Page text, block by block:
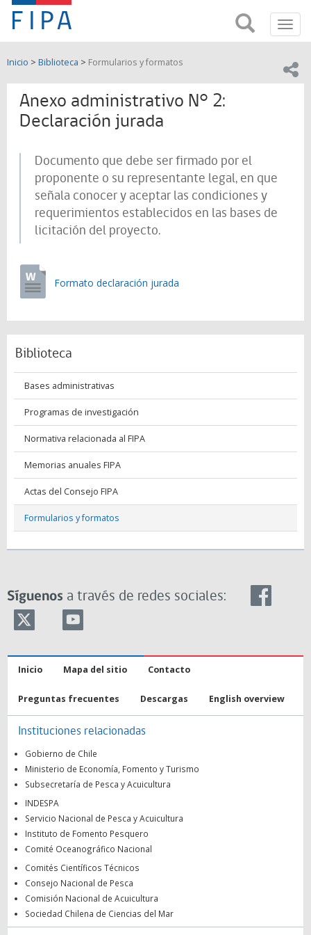
Fondo
de
Investigación
Pesquera
y
Acuicultura
(FIPA)-
SUBPESCA
FIPA;
Fondo
Investigación
pesquera
de
Acuicultira
Inicio > Biblioteca > Formularios y formatos
Anexo administrativo N° 2:
Declaración jurada
Documento que debe ser firmado por el
proponente o su representante legal, en que
señala conocer y aceptar las condiciones y
requerimientos establecidos en las bases de
licitación del proyecto.
Formato declaración jurada
Biblioteca
Bases administrativas
Programas de investigación
Normativa relacionada al FIPA
Memorias anuales FIPA
Actas del Consejo FIPA
Formularios y formatos
Síguenos a través de redes sociales:
Inicio Mapa del sitio Contacto
Preguntas frecuentes Descargas English overview
Instituciones relacionadas
Gobierno de Chile
Ministerio de Economía, Fomento y Turismo
Subsecretaría de Pesca y Acuicultura
INDESPA
Servicio Nacional de Pesca y Acuicultura
Instituto de Fomento Pesquero
Comité Oceanográfico Nacional
Comités Científicos Técnicos
Consejo Nacional de Pesca
Comisión Nacional de Acuicultura
Sociedad Chilena de Ciencias del Mar